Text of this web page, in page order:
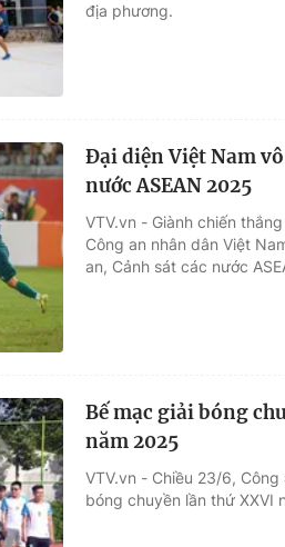
địa phương.
Đại diện Việt Nam
nước ASEAN 2025
VTV.vn - Giành chiến
Công an nhân dân Việt
an, Cảnh sát các nước
Bế mạc giải bóng
năm 2025
VTV.vn - Chiều 23/6,
bóng chuyền lần thứ XXVI